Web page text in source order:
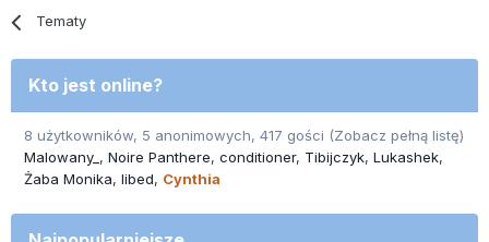
Tematy
Kto jest online?
8 użytkowników, 5 anonimowych, 417 gości (Zobacz pełną listę)
Malowany_
Noire Panthere conditioner Tibijczyk Lukashek
Żaba Monika libed Cynthia